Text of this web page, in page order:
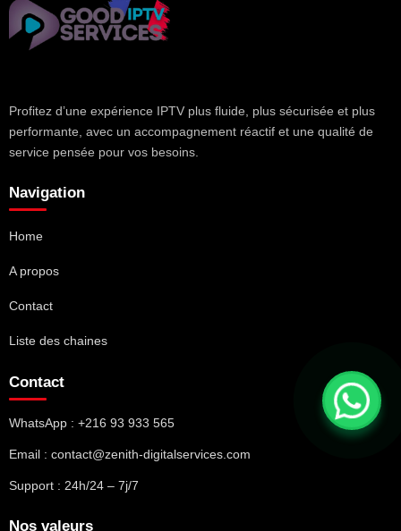
Profitez d’une expérience IPTV plus fluide, plus sécurisée et plus
performante, avec un accompagnement réactif et une qualité de
service pensée pour vos besoins.
Navigation
Home
A propos
Contact
Liste des chaines
Contact
WhatsApp : +216 93 933 565
Email : contact@zenith-digitalservices.com
Support : 24h/24 – 7j/7
Nos valeurs